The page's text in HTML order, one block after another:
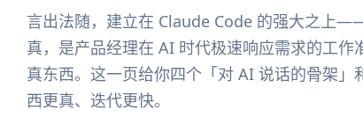
言出法随，建立在 Claude Code 的强大之上
真，是产品经理在 AI 时代极速响应需求的工
真东西。这一页给你四个「对 AI 说话的骨架
西更真、迭代更快。